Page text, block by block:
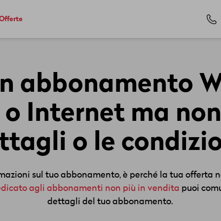
abbonamento
Internet ma
o le
sul tuo abbonamento, è perché la tua offerta
agli abbonamenti non più in vendita puoi
dettagli del tuo abbonamento.